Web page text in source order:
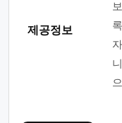
제공정보